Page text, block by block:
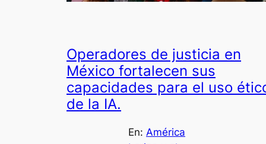
Operadores de justicia en
México fortalecen sus
capacidades para el uso
de la IA.
En: América